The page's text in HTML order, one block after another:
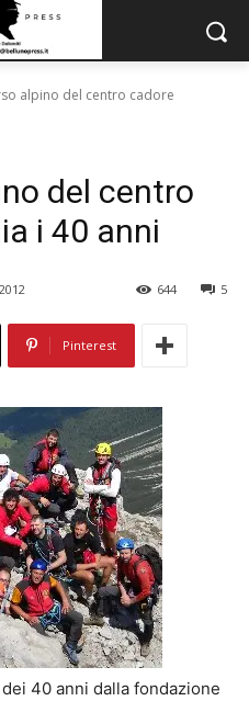
alpino del centro cadore
del centro
i 40 anni
5
644
Pinterest
40 anni dalla fondazione